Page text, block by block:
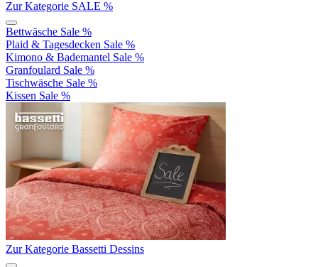
Zur Kategorie SALE %
Bettwäsche Sale %
Plaid & Tagesdecken Sale %
Kimono & Bademantel Sale %
Granfoulard Sale %
Tischwäsche Sale %
Kissen Sale %
Zur Kategorie Bassetti Dessins